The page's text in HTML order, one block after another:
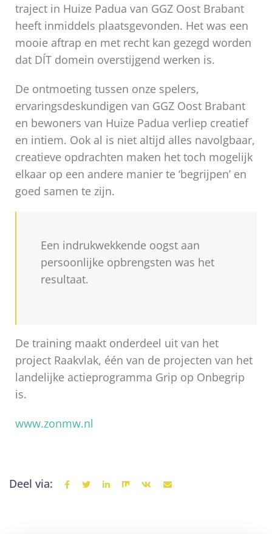
traject in Huize Padua van GGZ Oost Brabant
heeft inmiddels plaatsgevonden. Het was een
mooie aftrap en met recht kan gezegd worden
dat DÍT domein overstijgend werken is.
De ontmoeting tussen onze spelers,
ervaringsdeskundigen van GGZ Oost Brabant
en bewoners van Huize Padua verliep creatief
en intiem. Ook al is niet altijd alles navolgbaar,
creatieve opdrachten maken het toch mogelijk
elkaar op een andere manier te ‘begrijpen’ en
goed samen te zijn.
Een indrukwekkende oogst aan
persoonlijke opbrengsten was het
resultaat.
De training maakt onderdeel uit van het
project Raakvlak, één van de projecten van het
landelijke actieprogramma Grip op Onbegrip
is.
www.zonmw.nl
Deel via: